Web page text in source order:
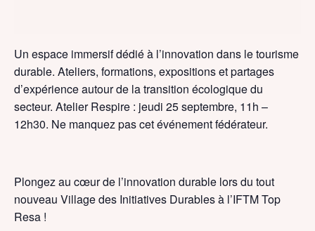
Un espace immersif dédié à l’innovation dans le tourisme
durable. Ateliers, formations, expositions et partages
d’expérience autour de la transition écologique du
secteur. Atelier Respire : jeudi 25 septembre, 11h –
12h30. Ne manquez pas cet événement fédérateur.
Plongez au cœur de l’innovation durable lors du tout
nouveau Village des Initiatives Durables à l’IFTM Top
Resa !